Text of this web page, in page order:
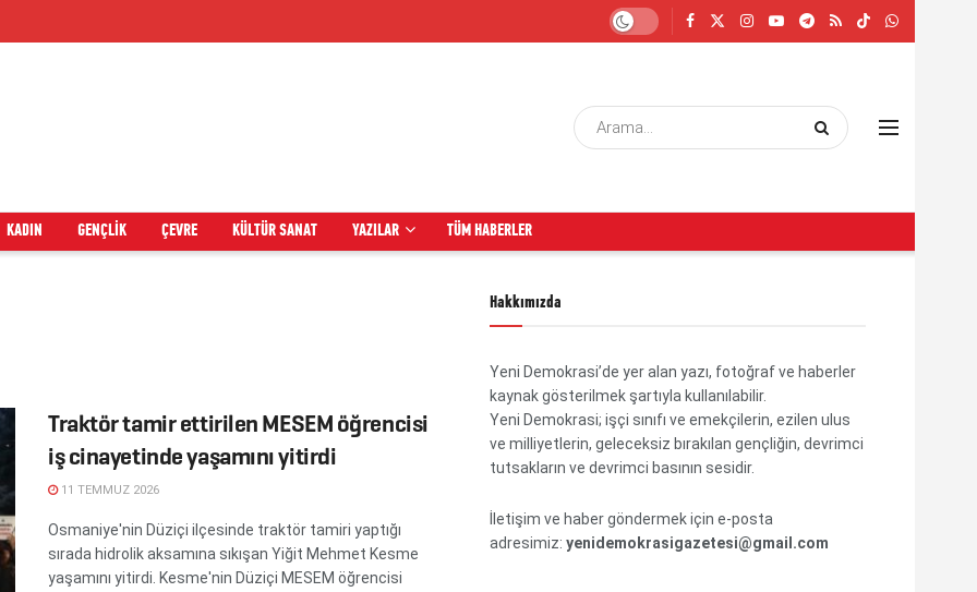
KADIN GENÇLIK ÇEVRE KÜLTÜR SANAT YAZILAR TÜM HABERLER
Traktör tamir ettirilen MESEM öğrencisi
iş cinayetinde yaşamını yitirdi
11 TEMMUZ 2026
Osmaniye'nin Düziçi ilçesinde traktör tamiri yaptığı
sırada hidrolik aksamına sıkışan Yiğit Mehmet Kesme
yaşamını yitirdi. Kesme'nin Düziçi MESEM öğrencisi
Hakkımızda
Yeni Demokrasi’de yer alan yazı, fotoğraf ve haberler
kaynak gösterilmek şartıyla kullanılabilir.
Yeni Demokrasi; işçi sınıfı ve emekçilerin, ezilen ulus
ve milliyetlerin, geleceksiz bırakılan gençliğin, devrimci
tutsakların ve devrimci basının sesidir.
İletişim ve haber göndermek için e-posta
adresimiz: yenidemokrasigazetesi@gmail.com